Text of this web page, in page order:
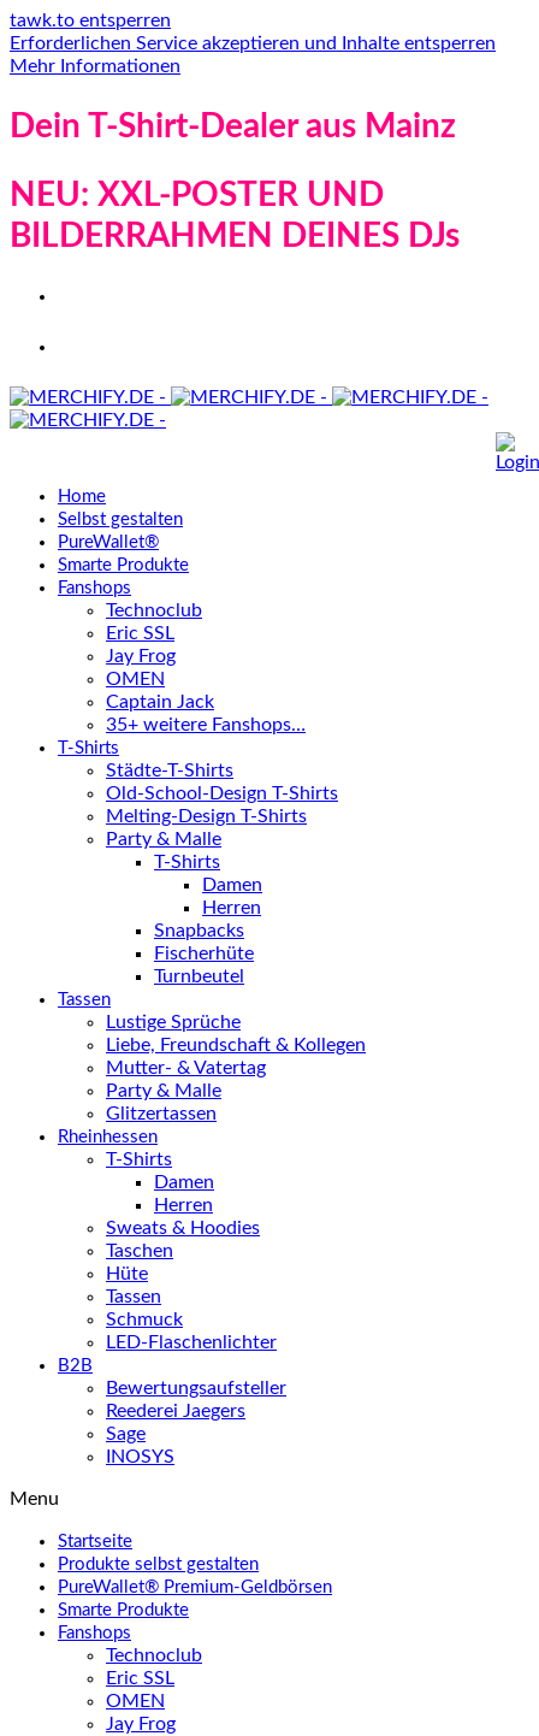
tawk.to entsperren
Erforderlichen Service akzeptieren und Inhalte entsperren
Mehr Informationen
Dein T-Shirt-Dealer aus Mainz
NEU: XXL-POSTER UND
BILDERRAHMEN DEINES DJs
Home
Selbst gestalten
PureWallet®
Smarte Produkte
Fanshops
Technoclub
Eric SSL
Jay Frog
OMEN
Captain Jack
35+ weitere Fanshops…
T-Shirts
Städte-T-Shirts
Old-School-Design T-Shirts
Melting-Design T-Shirts
Party & Malle
T-Shirts
Damen
Herren
Snapbacks
Fischerhüte
Turnbeutel
Tassen
Lustige Sprüche
Liebe, Freundschaft & Kollegen
Mutter- & Vatertag
Party & Malle
Glitzertassen
Rheinhessen
T-Shirts
Damen
Herren
Sweats & Hoodies
Taschen
Hüte
Tassen
Schmuck
LED-Flaschenlichter
B2B
Bewertungsaufsteller
Reederei Jaegers
Sage
INOSYS
Menu
Startseite
Produkte selbst gestalten
PureWallet® Premium-Geldbörsen
Smarte Produkte
Fanshops
Technoclub
Eric SSL
OMEN
Jay Frog